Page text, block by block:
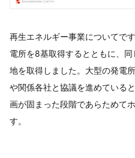
再生エネルギー事業についてで
電所を8基取得するとともに、
地を取得しました。大型の発電
や関係各社と協議を進めている
画が固まった段階であらためて
す。